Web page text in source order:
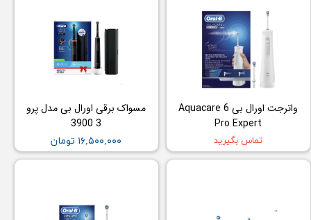
واترجت اورال بی Aquacare 6
Pro Expert
تماس بگیرید
مسواک برقی اورال بی مدل پرو
3 3900
۱۶,۵۰۰,۰۰۰ تومان